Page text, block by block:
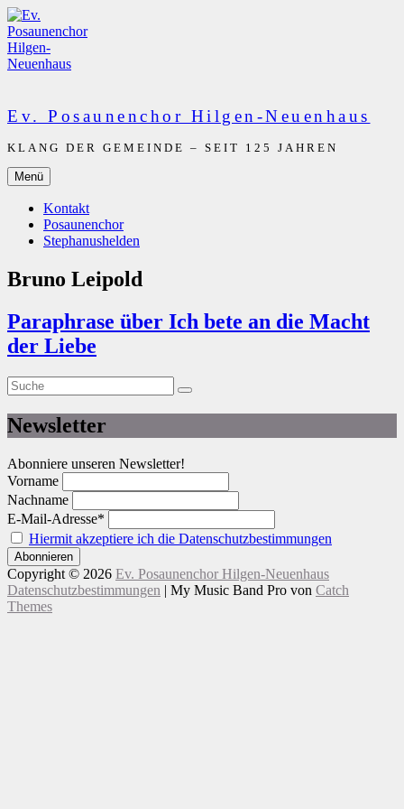
Zum
Inhalt
springen
Ev. Posaunenchor Hilgen-Neuenhaus
KLANG DER GEMEINDE – SEIT 125 JAHREN
Menü
Kontakt
Posaunenchor
Stephanushelden
Bruno Leipold
Paraphrase über Ich bete an die Macht
der Liebe
Suche
nach:
Suche
Newsletter
Abonniere unseren Newsletter!
Vorname
Nachname
E-Mail-Adresse*
Hiermit akzeptiere ich die Datenschutzbestimmungen
Copyright © 2026 Ev. Posaunenchor Hilgen-Neuenhaus
Datenschutzbestimmungen | My Music Band Pro von Catch
Themes